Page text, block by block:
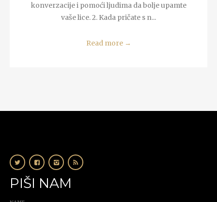
konverzacije i pomoći ljudima da bolje upamte
vaše lice. 2. Kada pričate s n...
Read more →
PIŠI NAM